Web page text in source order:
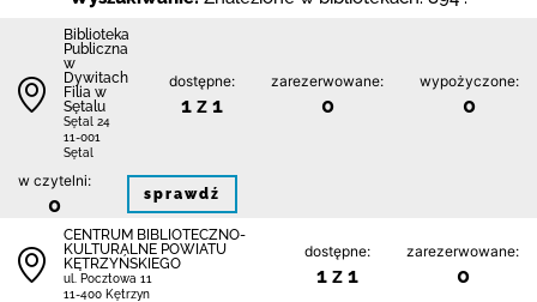
Biblioteka
Publiczna
w
Dywitach
Filia w
Sętalu
Sętal 24
11-001
Sętal
dostępne:
1 z 1
zarezerwowane:
0
wypożyczone:
0
w czytelni:
0 sprawdź
CENTRUM BIBLIOTECZNO-
KULTURALNE POWIATU
KĘTRZYŃSKIEGO
ul. Pocztowa 11
11-400 Kętrzyn
dostępne:
1 z 1
zarezerwowane:
0